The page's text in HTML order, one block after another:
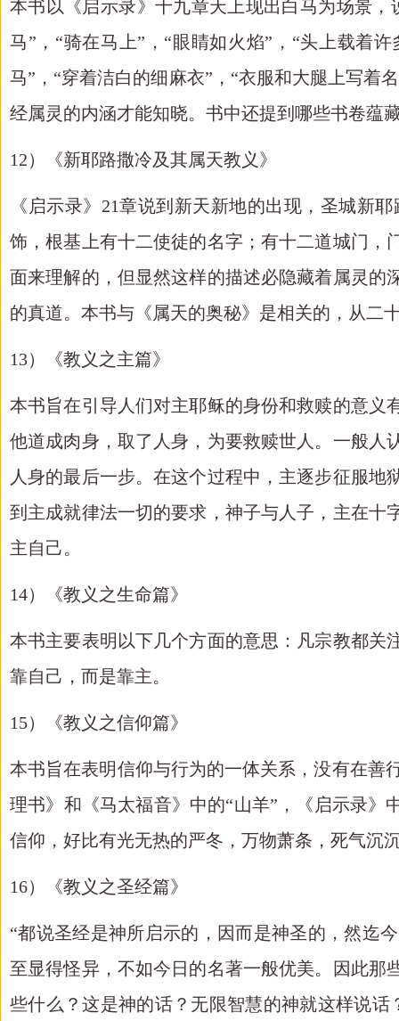
本书以《启示录》十九章天上现出白马为场景
马”，“骑在马上”，“眼睛如火焰”，“头上载着
马”，“穿着洁白的细麻衣”，“衣服和大腿上写着
经属灵的内涵才能知晓。书中还提到哪些书卷蕴
12）《新耶路撒冷及其属天教义》
《启示录》 21章说到新天新地的出现，圣城新
饰，根基上有十二使徒的名字；有十二道城门，
面来理解的，但显然这样的描述必隐藏着属灵的
的真道。本书与《属天的奥秘》是相关的，从二
13）《教义之主篇》
本书旨在引导人们对主耶稣的身份和救赎的意义
他道成肉身，取了人身，为要救赎世人。一般人
人身的最后一步。在这个过程中，主逐步征服
到主成就律法一切的要求，神子与人子，主在十
主自己。
14）《教义之生命篇》
本书主要表明以下几个方面的意思：凡宗教都关
靠自己，而是靠主。
15）《教义之信仰篇》
本书旨在表明信仰与行为的一体关系，没有在善
理书》和《马太福音》中的“山羊”，《启示录
信仰，好比有光无热的严冬，万物萧条，死气沉
16）《教义之圣经篇》
“都说圣经是神所启示的，因而是神圣的，然迄
至显得怪异，不如今日的名著一般优美。因此那
些什么？这是神的话？无限智慧的神就这样说